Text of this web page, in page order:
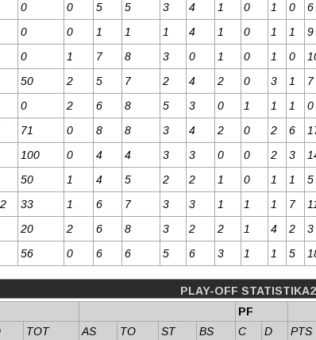
0 0 5 5 3 4 1 0 1 0
6
0 0 1 1 1 4 1 0 1 1
9
0 1 7 8 3 0 1 0 1 0
50 2 5 7 2 4 2 0 3 1
7
0 2 6 8 5 3 0 1 1 1
0
71 0 8 8 3 4 2 0 2 6
100 0 4 4 3 3 0 0 2 3
50 1 4 5 2 2 1 0 1 1
5
33 1 6 7 3 3 1 1 1 7
20 2 6 8 3 2 2 1 4 2
3
56 0 6 6 5 6 3 1 1 5
PLAY-OFF
PF
TOT AS TO ST BS C D PTS